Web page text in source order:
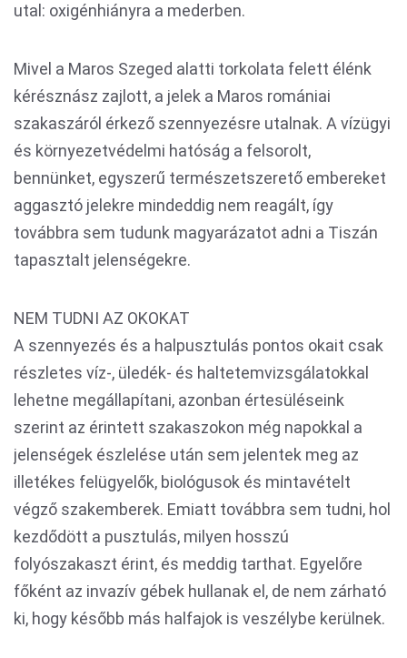
utal: oxigénhiányra a mederben.
Mivel a Maros Szeged alatti torkolata felett élénk
kérésznász zajlott, a jelek a Maros romániai
szakaszáról érkező szennyezésre utalnak. A vízügyi
és környezetvédelmi hatóság a felsorolt,
bennünket, egyszerű természetszerető embereket
aggasztó jelekre mindeddig nem reagált, így
továbbra sem tudunk magyarázatot adni a Tiszán
tapasztalt jelenségekre.
NEM TUDNI AZ OKOKAT
A szennyezés és a halpusztulás pontos okait csak
részletes víz-, üledék- és haltetemvizsgálatokkal
lehetne megállapítani, azonban értesüléseink
szerint az érintett szakaszokon még napokkal a
jelenségek észlelése után sem jelentek meg az
illetékes felügyelők, biológusok és mintavételt
végző szakemberek. Emiatt továbbra sem tudni, hol
kezdődött a pusztulás, milyen hosszú
folyószakaszt érint, és meddig tarthat. Egyelőre
főként az invazív gébek hullanak el, de nem zárható
ki, hogy később más halfajok is veszélybe kerülnek.